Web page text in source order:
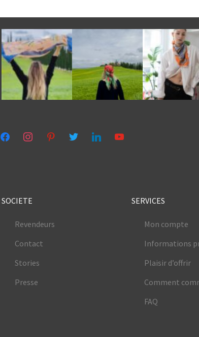
facebookinstagrampinteresttwitter linkedinyoutube
SOCIETE
Revendeurs
Contact
Stories
Presse
SERVICES
Mon compte
Informations
Plaisir d’offrir
Comment
FAQ